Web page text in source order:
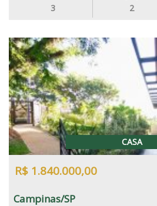
3 2
CASA
R$ 1.840.000,00
Campinas/SP